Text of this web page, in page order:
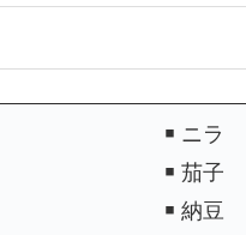
￭ ニラ
￭ 茄子
￭ 納豆